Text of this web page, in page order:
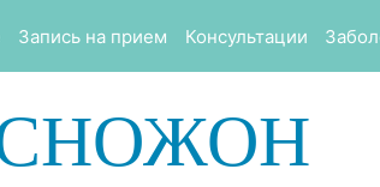
Запись на прием Консультации